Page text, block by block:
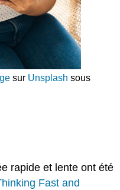
sur Unsplash sous
rapide et lente ont été
Fast and